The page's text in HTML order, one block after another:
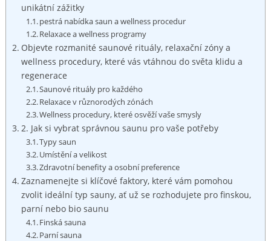
‌unikátní zážitky
pestrá nabídka saun⁢ a wellness procedur
Relaxace a wellness programy
Objevte rozmanité saunové ⁤rituály, ‌relaxační zóny a
wellness ‍procedury, ‍které vás‌ vtáhnou‌ do světa klidu ⁤a
regenerace
Saunové⁣ rituály pro⁤ každého
Relaxace v různorodých⁢ zónách
Wellness ⁣procedury,⁣ které osvěží​ vaše ⁤smysly
2. Jak si vybrat správnou saunu pro vaše⁣ potřeby
Typy saun
Umístění a velikost
Zdravotní ⁣benefity a osobní‌ preference
Zaznamenejte si klíčové faktory, které vám⁤ pomohou
⁤zvolit ideální typ⁣ sauny, ​ať ​už se rozhodujete pro ⁤finskou,
parní nebo bio saunu
Finská sauna
Parní sauna